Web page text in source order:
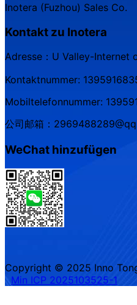
Inotera (Fuzhou) Sales Co.
Kontakt zu Inotera
Adresse：U Valley-Internet
Kontaktnummer:
Mobiltelefonnummer:
公司邮箱：
WeChat hinzufügen
Copyright © 2025 Inno
Min ICP 2025103525-1